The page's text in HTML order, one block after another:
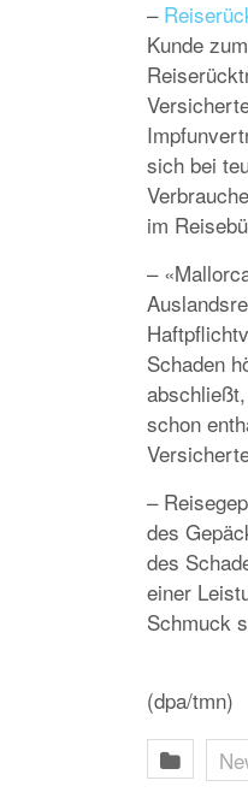
–
Kunde
sich bei
im
–
Schaden
schon
–
des
des
einer
Schmuck
(dpa/tmn)